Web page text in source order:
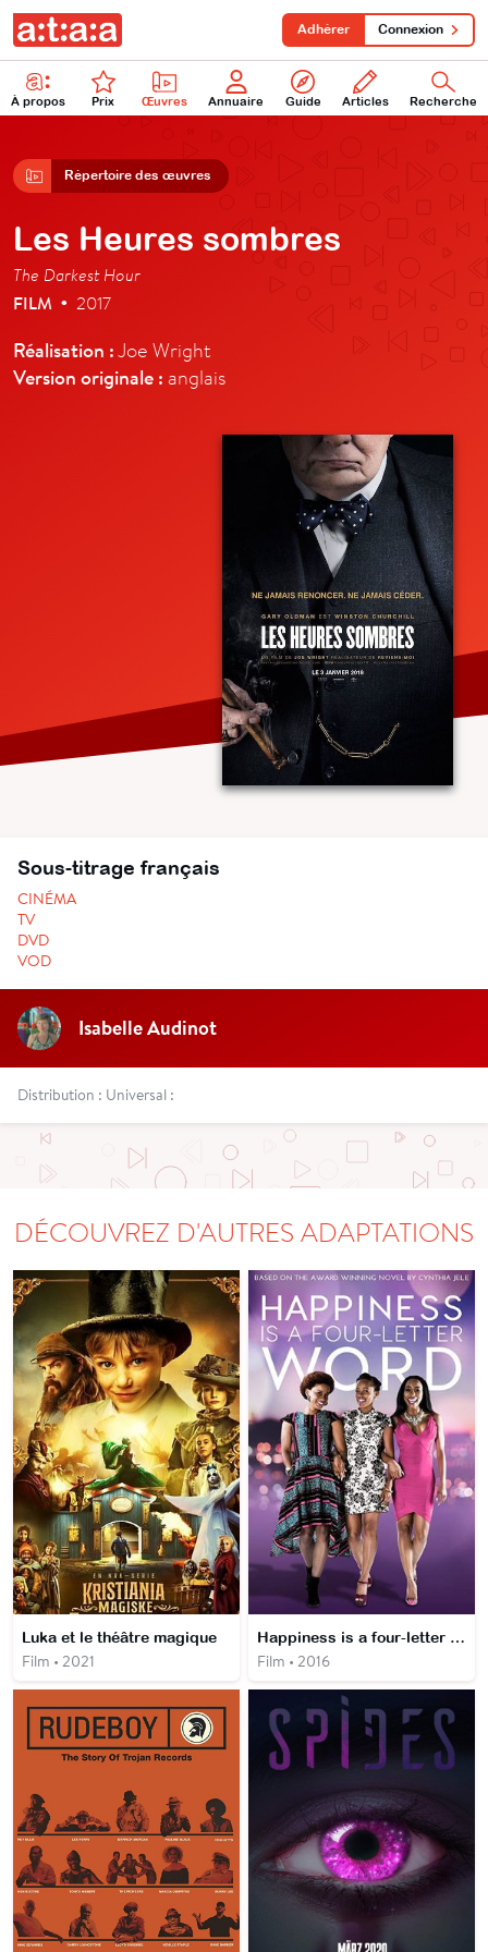
À propos Prix Œuvres Annuaire Guide Articles Recherche
Adhérer Connexion
Répertoire des œuvres
Les Heures sombres
The Darkest Hour
FILM • 2017
Réalisation :Joe Wright
Version originale : anglais
Sous-titrage français
CINÉMA
TV
DVD
VOD
Isabelle Audinot
Distribution : Universal :
DÉCOUVREZ D'AUTRES ADAPTATIONS
Luka et le théâtre magique
Film • 2021
Happiness is a four-letter word
Film • 2016